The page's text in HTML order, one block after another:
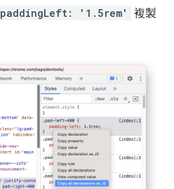
paddingLeft: '1.5rem'
複製